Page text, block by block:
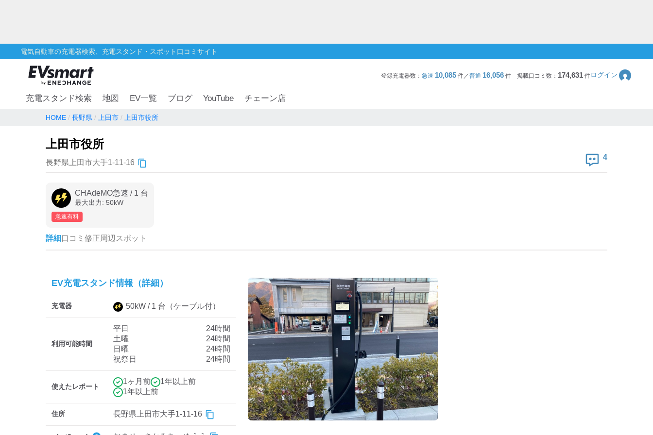
電気自動車の充電器検索、充電スタンド・スポット口コミサイト
登録充電器数： 急速 10,085 件／普通 16,056 件 掲載口コミ数： 174,631件ログイン
充電スタンド検索 地図 EV一覧 ブログ YouTube チェーン店
HOME 長野県 上田市 上田市役所
上田市役所
長野県上田市大手1-11-16
4
CHAdeMO急速 / 1 台
最大出力: 50kW
急速有料
詳細口コミ 修正周辺スポット
EV充電スタンド情報（詳細）
充電器 50kW / 1 台 （ケーブル付）
利用可能時間
平日
24時間
土曜
24時間
日曜
24時間
祝祭日
24時間
使えたレポート
1ヶ月前
1年以上前
1年以上前
住所 長野県上田市大手1-11-16